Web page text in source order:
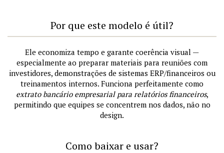
Por que este modelo é útil?
Ele economiza tempo e garante coerência visual —
especialmente ao preparar materiais para reuniões com
investidores, demonstrações de sistemas ERP/financeiros ou
treinamentos internos. Funciona perfeitamente como
extrato bancário empresarial para relatórios financeiros,
permitindo que equipes se concentrem nos dados, não no
design.
Como baixar e usar?